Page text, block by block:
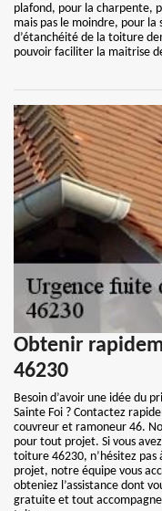
plafond, pour la charpente,
mais pas le moindre, pour la
d’étanchéité de la toiture
pouvoir faciliter la maitrise
Obtenir
46230
Besoin d’avoir une idée du
Sainte Foi ? Contactez
couvreur et ramoneur 46.
pour tout projet. Si vous
toiture 46230, n’hésitez pas
projet, notre équipe vous
obteniez l’assistance dont
gratuite et tout